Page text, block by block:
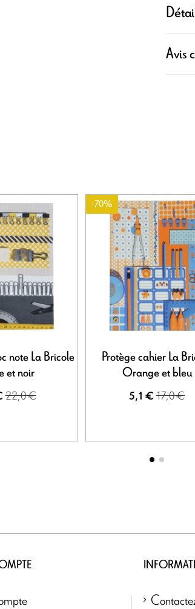
Avis
note La Bricole
et noir
22,0 €
-70%
Protège cahier La
Orange et bleu
5,1 € 17,0 €